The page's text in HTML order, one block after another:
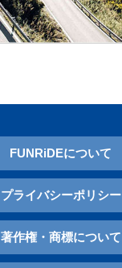
FUNRiDEについて
プライバシーポリシー
著作権・商標について